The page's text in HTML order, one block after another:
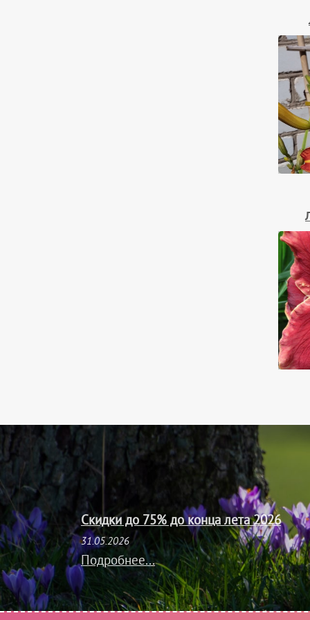
Скидки до 75% до конца лета 2026
31.05.2026
Подробнее...